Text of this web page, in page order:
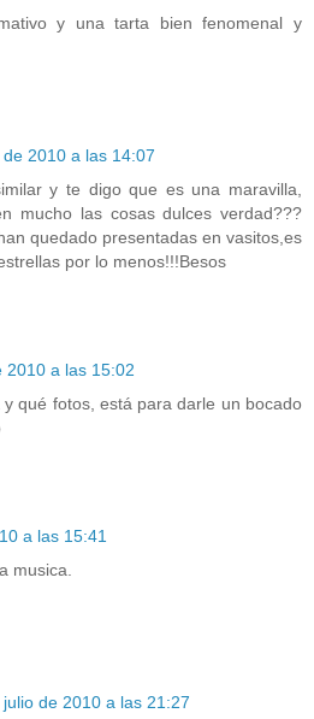
y una tarta bien fenomenal y
2010 a las 14:07
y te digo que es una maravilla,
mucho las cosas dulces verdad???
quedado presentadas en vasitos,es
por lo menos!!!Besos
2010 a las 15:02
qué fotos, está para darle un bocado
a las 15:41
musica.
de 2010 a las 21:27